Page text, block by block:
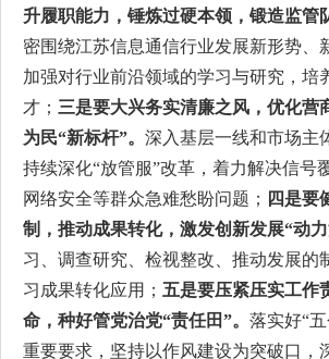
升履职能力，锤炼过硬本领，锻造监管
密围绕江苏信息通信行业发展新形势、
加强对行业前沿领域的学习与研究，培
才； 三是要大兴务实清廉之风，优化营
为民“新标杆”。 深入基层一线和市场主
持续深化“放管服”改革，着力解决信号
网络安全等群众急难愁盼问题； 四是要
制，推动成果转化，激发创新发展“动力
习、调查研究、检视整改、推动发展的
习成果转化应用； 五是要压紧压实工作
命，种好管党治党“责任田”。 落实好“
重要要求，坚持以作风建设为突破口，